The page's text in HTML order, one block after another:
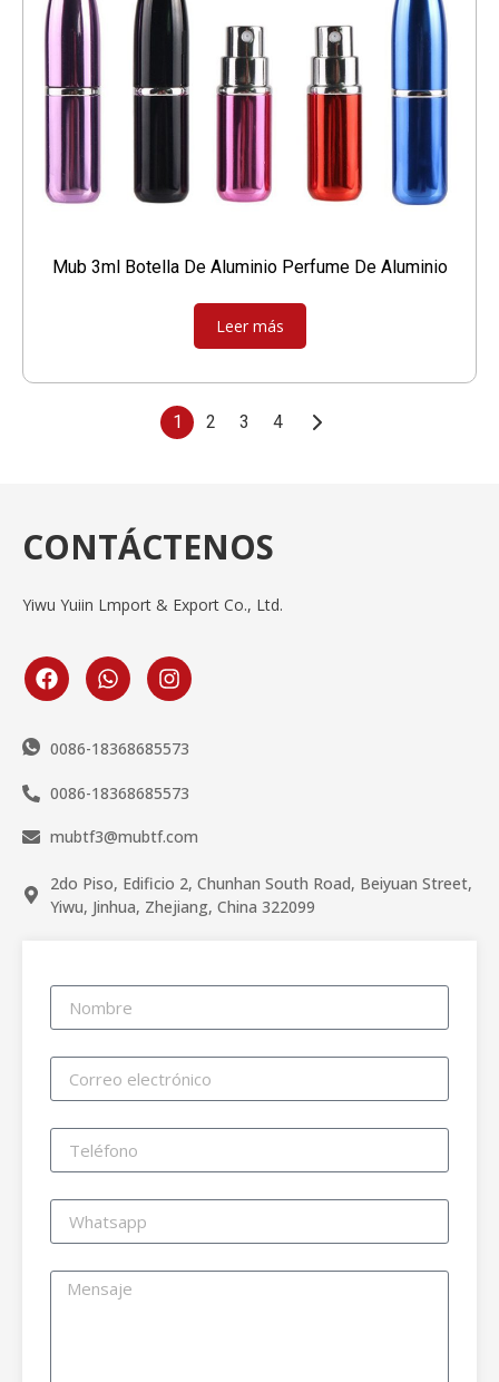
Mub 3ml Botella De Aluminio Perfume De Aluminio
Leer más
1 2 3 4
CONTÁCTENOS
Yiwu Yuiin Lmport & Export Co., Ltd.
0086-18368685573
0086-18368685573
mubtf3@mubtf.com
2do Piso, Edificio 2, Chunhan South Road, Beiyuan Street,
Yiwu, Jinhua, Zhejiang, China 322099